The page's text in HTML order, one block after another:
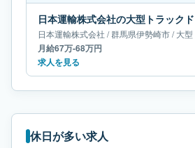
日本運輸株式会社 /群馬県伊勢崎市/大
月給67万-68万円
求人を見る
休日が多い求人